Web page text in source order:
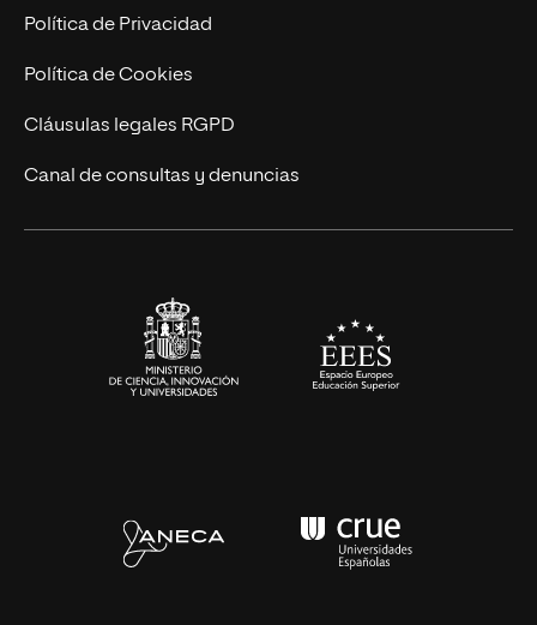
Postgrados
Cursos Universitarios
Trabaja en UNIR
Actualidad
UNIR Revista
Eventos
Política de Privacidad
Política de Cookies
Cláusulas legales RGPD
Canal de consultas y denuncias